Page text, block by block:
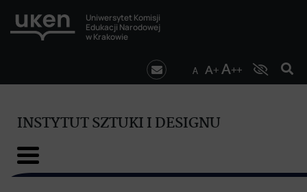
Uniwersytet Komisji
Edukacji Narodowej
w Krakowie
INSTYTUT SZTUKI I DESIGNU